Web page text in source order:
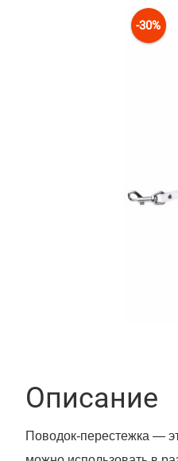
-30%
Описание
Поводок-перестежка —